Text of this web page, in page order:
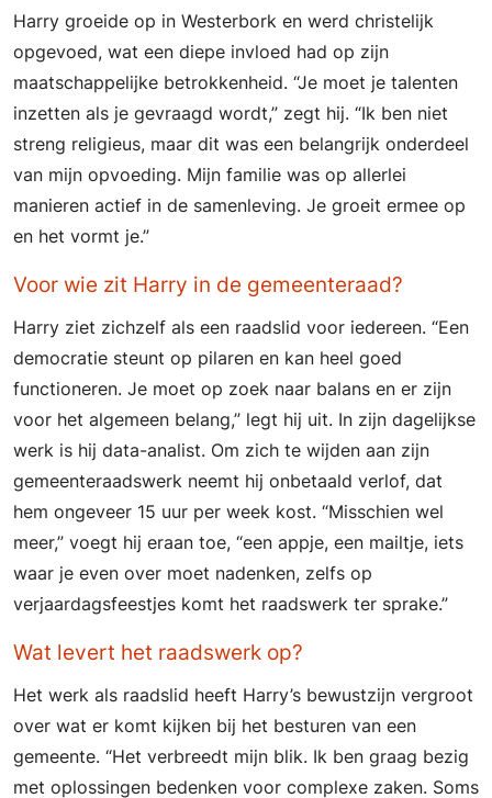
Harry groeide op in Westerbork en werd christelijk
opgevoed, wat een diepe invloed had op zijn
maatschappelijke betrokkenheid. “Je moet je talenten
inzetten als je gevraagd wordt,” zegt hij. “Ik ben niet
streng religieus, maar dit was een belangrijk onderdeel
van mijn opvoeding. Mijn familie was op allerlei
manieren actief in de samenleving. Je groeit ermee op
en het vormt je.”
Voor wie zit Harry in de gemeenteraad?
Harry ziet zichzelf als een raadslid voor iedereen. “Een
democratie steunt op pilaren en kan heel goed
functioneren. Je moet op zoek naar balans en er zijn
voor het algemeen belang,” legt hij uit. In zijn dagelijkse
werk is hij data-analist. Om zich te wijden aan zijn
gemeenteraadswerk neemt hij onbetaald verlof, dat
hem ongeveer 15 uur per week kost. “Misschien wel
meer,” voegt hij eraan toe, “een appje, een mailtje, iets
waar je even over moet nadenken, zelfs op
verjaardagsfeestjes komt het raadswerk ter sprake.”
Wat levert het raadswerk op?
Het werk als raadslid heeft Harry’s bewustzijn vergroot
over wat er komt kijken bij het besturen van een
gemeente. “Het verbreedt mijn blik. Ik ben graag bezig
met oplossingen bedenken voor complexe zaken. Soms